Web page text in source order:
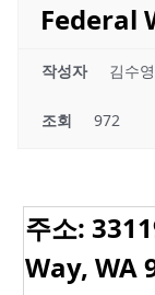
Federal
작성자 김수
조회 972
주소:
Way, WA